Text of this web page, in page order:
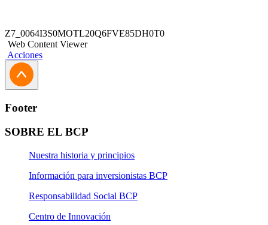
Z7_0064I3S0MOTL20Q6FVE85DH0T0
Web Content Viewer
Acciones
Footer
SOBRE EL BCP
Nuestra historia y principios
Información para inversionistas BCP
Responsabilidad Social BCP
Centro de Innovación